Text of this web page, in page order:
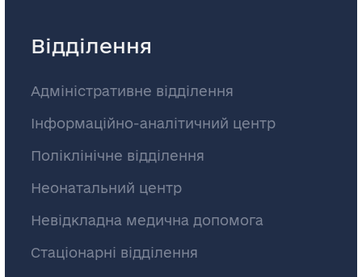
Відділення
Адміністративне відділення
Інформаційно-аналітичний центр
Поліклінічне відділення
Неонатальний центр
Невідкладна медична допомога
Стаціонарні відділення